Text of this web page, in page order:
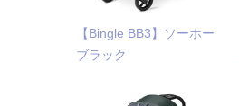
【Bingle BB3】ソーホー
ブラック